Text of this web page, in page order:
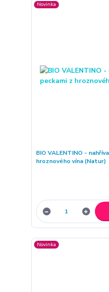
Novinka
BIO VALENTINO -
hroznového vína (Natur)
Novinka